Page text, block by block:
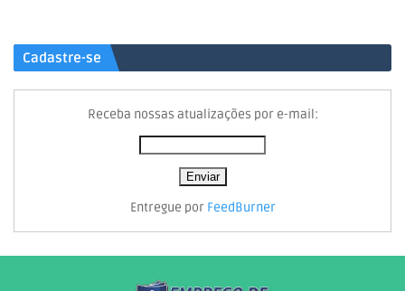
Cadastre-se
Receba nossas atualizações por e-mail:
Entregue por FeedBurner